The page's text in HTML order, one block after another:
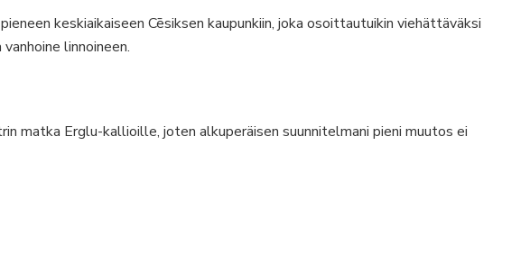
keskiaikaiseen Cēsiksen kaupunkiin, joka osoittautuikin viehättäväksi
linnoineen.
matka Erglu-kallioille, joten alkuperäisen suunnitelmani pieni muutos ei